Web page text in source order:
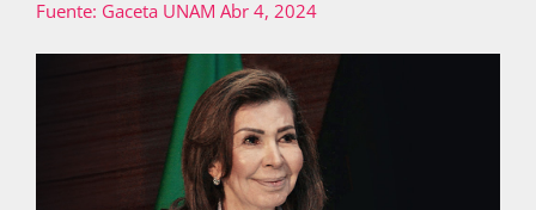
Súmate
Fuente: Gaceta UNAM Abr 4, 2024